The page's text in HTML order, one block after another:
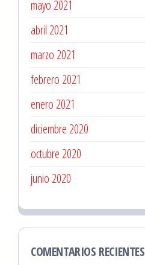
mayo 2021
abril 2021
marzo 2021
febrero 2021
enero 2021
diciembre 2020
octubre 2020
junio 2020
COMENTARIOS RECIENTES